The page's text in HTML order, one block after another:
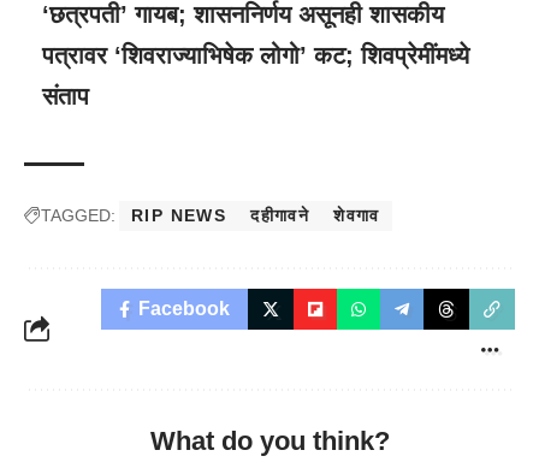
‘छत्रपती’ गायब; शासननिर्णय असूनही शासकीय
पत्रावर ‘शिवराज्याभिषेक लोगो’ कट; शिवप्रेमींमध्ये
संताप
TAGGED: RIP NEWS दहीगावने शेवगाव
Facebook
What do you think?